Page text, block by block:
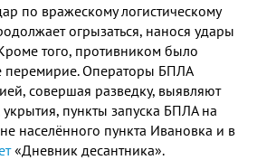
по вражескому логистическому
огрызаться, нанося удары
того, противником было
перемирие.Операторы БПЛА
, совершая разведку, выявляют
укрытия, пункты запуска БПЛА на
населённого пункта Ивановка и в
«Дневник десантника».